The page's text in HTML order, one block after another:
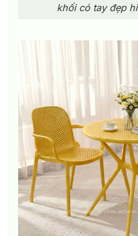
khối có tay đẹp